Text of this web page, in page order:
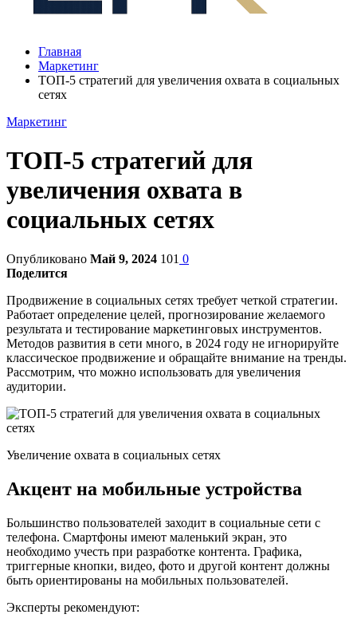
Главная
Маркетинг
ТОП-5 стратегий для увеличения охвата в социальных
сетях
Маркетинг
ТОП-5 стратегий для
увеличения охвата в
социальных сетях
Опубликовано Май 9, 2024 101 0
Поделится
Продвижение в социальных сетях требует четкой стратегии.
Работает определение целей, прогнозирование желаемого
результата и тестирование маркетинговых инструментов.
Методов развития в сети много, в 2024 году не игнорируйте
классическое продвижение и обращайте внимание на тренды.
Рассмотрим, что можно использовать для увеличения
аудитории.
Увеличение охвата в социальных сетях
Акцент на мобильные устройства
Большинство пользователей заходит в социальные сети с
телефона. Смартфоны имеют маленький экран, это
необходимо учесть при разработке контента. Графика,
триггерные кнопки, видео, фото и другой контент должны
быть ориентированы на мобильных пользователей.
Эксперты рекомендуют: